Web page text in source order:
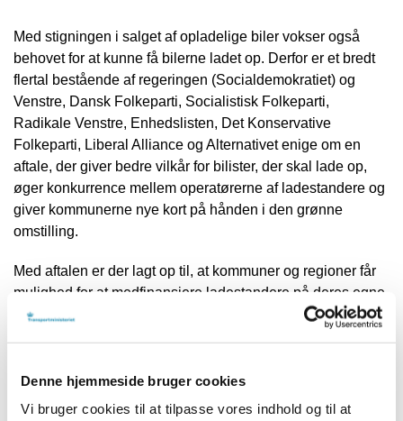
Denne hjemmeside bruger cookies
Vi bruger cookies til at tilpasse vores indhold og til at
Med stigningen i salget af opladelige biler vokser også
behovet for at kunne få bilerne ladet op. Derfor er et bredt
flertal bestående af regeringen (Socialdemokratiet) og
Venstre, Dansk Folkeparti, Socialistisk Folkeparti,
Radikale Venstre, Enhedslisten, Det Konservative
Folkeparti, Liberal Alliance og Alternativet enige om en
aftale, der giver bedre vilkår for bilister, der skal lade op,
øger konkurrence mellem operatørerne af ladestandere og
giver kommunerne nye kort på hånden i den grønne
omstilling.
Med aftalen er der lagt op til, at kommuner og regioner får
mulighed for at medfinansiere ladestandere på deres egne
arealer. Men de vil kun kunne gøre det der, hvor markedet
bliver mulig inden for nogle klare rammer og gælder indtil
videre frem til og med 2024.